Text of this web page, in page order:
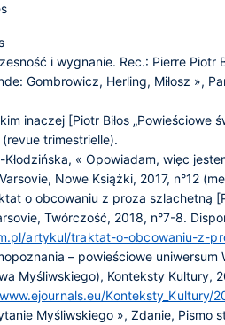
i wygnanie. Rec.: Pierre Piotr
Gombrowicz, Herling, Miłosz »,
inaczej [Piotr Biłos „Powieściowe
trimestrielle).
« Opowiadam, więc
Nowe Książki, 2017, n°12
o obcowaniu z proza szlachetną
Twórczość, 2018, n°7-8.
artykul/traktat-o-obcowaniu-z-
– powieściowe uniwersum
Myśliwskiego), Konteksty Kultury,
Konteksty_Kultury/
Myśliwskiego », Zdanie, Pismo